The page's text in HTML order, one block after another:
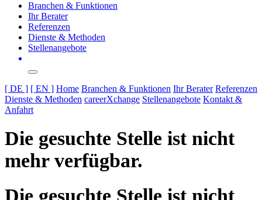
Branchen & Funktionen
Ihr Berater
Referenzen
Dienste & Methoden
Stellenangebote
[ DE ] [ EN ] Home Branchen & Funktionen Ihr Berater Referenzen
Dienste & Methoden careerXchange Stellenangebote Kontakt &
Anfahrt
Die gesuchte Stelle ist nicht
mehr verfügbar.
Die gesuchte Stelle ist nicht